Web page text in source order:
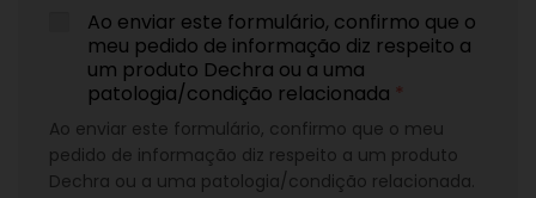
Ao enviar este formulário, confirmo que o
meu pedido de informação diz respeito a
um produto Dechra ou a uma
patologia/condição relacionada *
Ao enviar este formulário, confirmo que o meu
pedido de informação diz respeito a um produto
Dechra ou a uma patologia/condição relacionada.